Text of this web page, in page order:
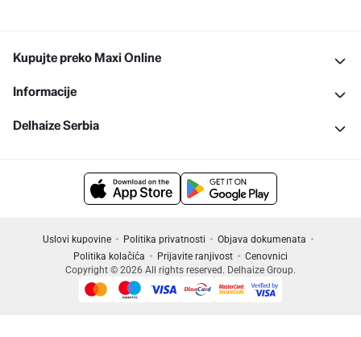
Kupujte preko Maxi Online
Informacije
Delhaize Serbia
Uslovi kupovine Politika privatnosti
Objava dokumenata
Politika kolačića
Prijavite ranjivost
Cenovnici
Copyright © 2026 All rights reserved. Delhaize Group.